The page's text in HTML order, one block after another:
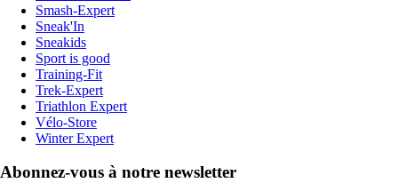
Smash-Expert
Sneak'In
Sneakids
Sport is good
Training-Fit
Trek-Expert
Triathlon Expert
Vélo-Store
Winter Expert
Abonnez-vous à notre newsletter